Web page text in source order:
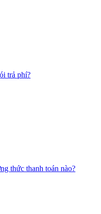
trả phí?
thức thanh toán nào?